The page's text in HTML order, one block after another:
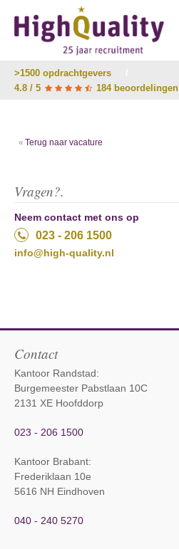
>1500 opdrachtgevers
4.8 / 5
184 beoordelingen
Terug naar vacature
Vragen?.
Neem contact met ons op
023 - 206 1500
info@high-quality.nl
Contact
Kantoor Randstad:
Burgemeester Pabstlaan 10C
2131 XE Hoofddorp
023 - 206 1500
Kantoor Brabant:
Frederiklaan 10e
5616 NH Eindhoven
040 - 240 5270